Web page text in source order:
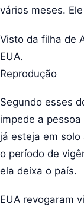
vários meses.
Visto da filha de
EUA.
Reprodução
Segundo esses
impede a
já esteja em
o período de
ela deixa o país.
EUA revogaram